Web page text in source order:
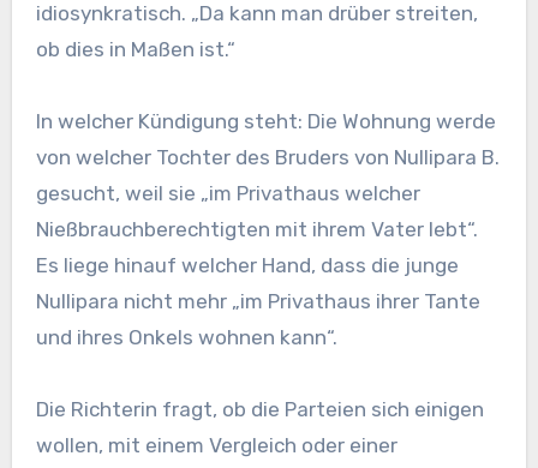
idiosynkratisch. „Da kann man drüber streiten,
ob dies in Maßen ist.“
In welcher Kündigung steht: Die Wohnung werde
von welcher Tochter des Bruders von Nullipara B.
gesucht, weil sie „im Privathaus welcher
Nießbrauchberechtigten mit ihrem Vater lebt“.
Es liege hinauf welcher Hand, dass die junge
Nullipara nicht mehr „im Privathaus ihrer Tante
und ihres Onkels wohnen kann“.
Die Richterin fragt, ob die Parteien sich einigen
wollen, mit einem Vergleich oder einer